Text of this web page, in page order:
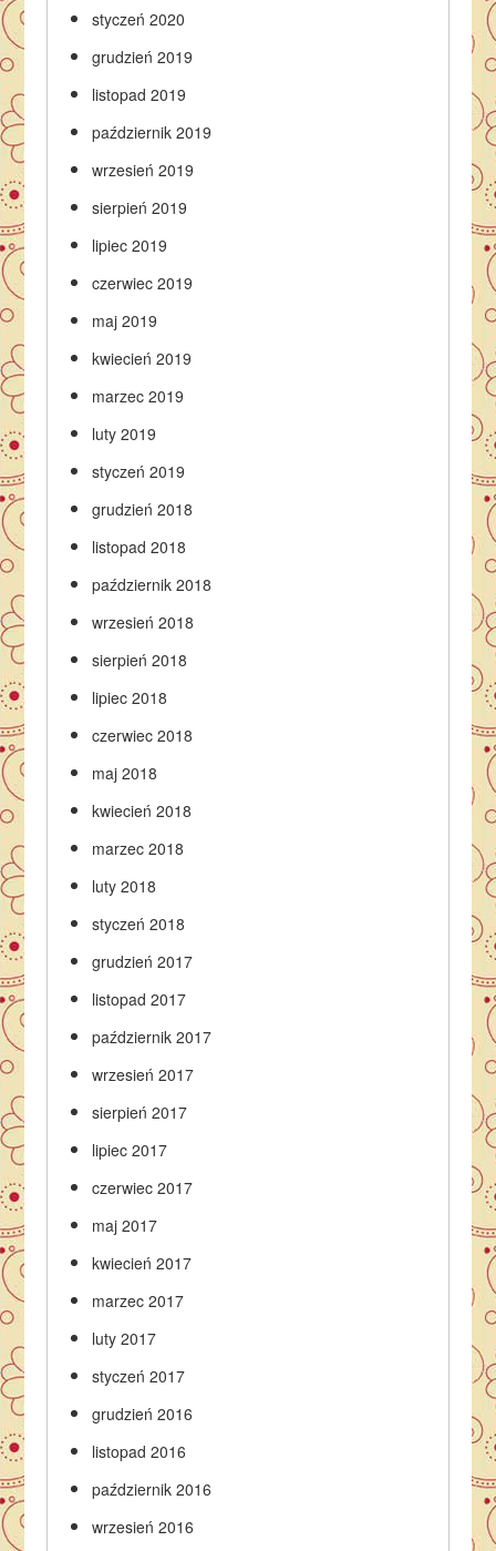
styczeń 2020
grudzień 2019
listopad 2019
październik 2019
wrzesień 2019
sierpień 2019
lipiec 2019
czerwiec 2019
maj 2019
kwiecień 2019
marzec 2019
luty 2019
styczeń 2019
grudzień 2018
listopad 2018
październik 2018
wrzesień 2018
sierpień 2018
lipiec 2018
czerwiec 2018
maj 2018
kwiecień 2018
marzec 2018
luty 2018
styczeń 2018
grudzień 2017
listopad 2017
październik 2017
wrzesień 2017
sierpień 2017
lipiec 2017
czerwiec 2017
maj 2017
kwiecień 2017
marzec 2017
luty 2017
styczeń 2017
grudzień 2016
listopad 2016
październik 2016
wrzesień 2016